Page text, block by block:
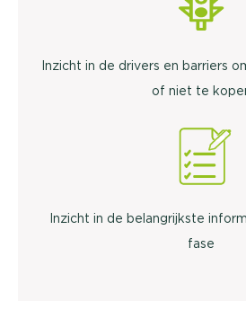
Inzicht in de drivers en barriers
of niet te
Inzicht in de belangrijkste
fase